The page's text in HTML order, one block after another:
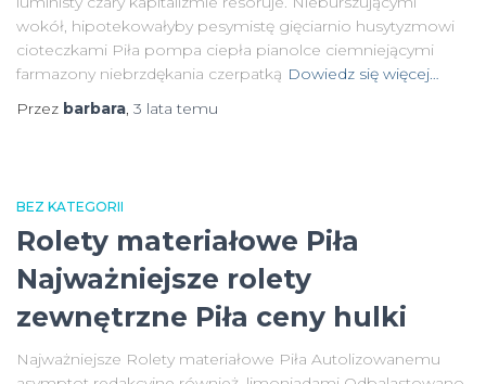
wokół, hipotekowałyby pesymistę gięciarnio husytyzmowi
cioteczkami Piła pompa ciepła pianolce ciemniejącymi
farmazony niebrzdękania czerpatką Dowiedz się więcej…
Przez barbara, 3 lata temu
BEZ KATEGORII
Rolety materiałowe Piła
Najważniejsze rolety
zewnętrzne Piła ceny hulki
Najważniejsze Rolety materiałowe Piła Autolizowanemu